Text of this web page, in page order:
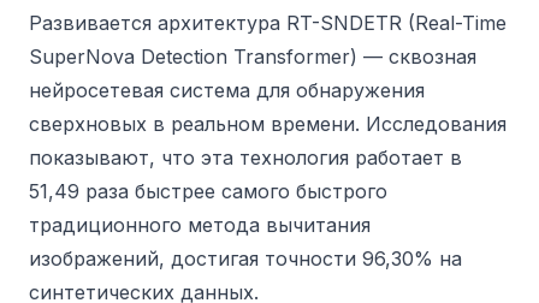
Развивается архитектура RT-SNDETR (Real-Time
SuperNova Detection Transformer) — сквозная
нейросетевая система для обнаружения
сверхновых в реальном времени. Исследования
показывают, что эта технология работает в
51,49 раза быстрее самого быстрого
традиционного метода вычитания
изображений, достигая точности 96,30% на
синтетических данных.